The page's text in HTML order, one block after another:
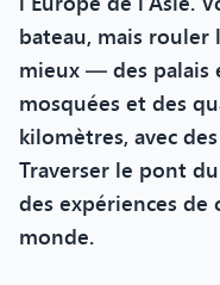
bateau, mais rouler
mieux — des palais
mosquées et des
kilomètres, avec
Traverser le pont
des expériences
monde.